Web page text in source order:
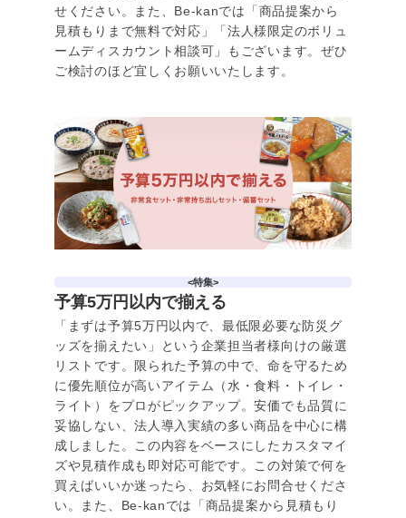
せください。また、Be-kanでは「商品提案から
見積もりまで無料で対応」「法人様限定のボリュ
ームディスカウント相談可」もございます。ぜひ
ご検討のほど宜しくお願いいたします。
<特集>
予算5万円以内で揃える
「まずは予算5万円以内で、最低限必要な防災グ
ッズを揃えたい」という企業担当者様向けの厳選
リストです。限られた予算の中で、命を守るため
に優先順位が高いアイテム（水・食料・トイレ・
ライト）をプロがピックアップ。安価でも品質に
妥協しない、法人導入実績の多い商品を中心に構
成しました。この内容をベースにしたカスタマイ
ズや見積作成も即対応可能です。この対策で何を
買えばいいか迷ったら、お気軽にお問合せくださ
い。また、Be-kanでは「商品提案から見積もり